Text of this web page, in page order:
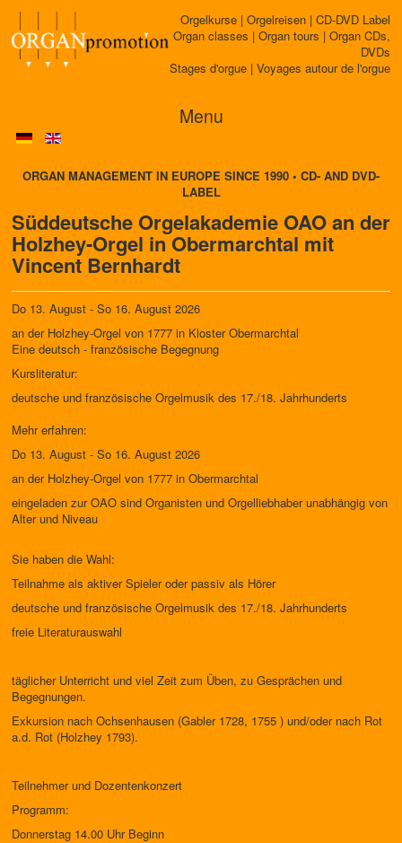
Orgelkurse | Orgelreisen | CD-DVD Label
Organ classes | Organ tours | Organ CDs,
DVDs
Stages d'orgue | Voyages autour de l'orgue
Menu
ORGAN MANAGEMENT IN EUROPE SINCE 1990 • CD- AND DVD-
LABEL
Süddeutsche Orgelakademie OAO an der
Holzhey-Orgel in Obermarchtal mit
Vincent Bernhardt
Do 13. August - So 16. August 2026
an der Holzhey-Orgel von 1777 in Kloster Obermarchtal
Eine deutsch - französische Begegnung
Kursliteratur:
deutsche und französische Orgelmusik des 17./18. Jahrhunderts
Mehr erfahren:
Do 13. August - So 16. August 2026
an der Holzhey-Orgel von 1777 in Obermarchtal
eingeladen zur OAO sind Organisten und Orgelliebhaber unabhängig von
Alter und Niveau
Sie haben die Wahl:
Teilnahme als aktiver Spieler oder passiv als Hörer
deutsche und französische Orgelmusik des 17./18. Jahrhunderts
freie Literaturauswahl
täglicher Unterricht und viel Zeit zum Üben, zu Gesprächen und
Begegnungen.
Exkursion nach Ochsenhausen (Gabler 1728, 1755 ) und/oder nach Rot
a.d. Rot (Holzhey 1793).
Teilnehmer und Dozentenkonzert
Programm:
Donnerstag 14.00 Uhr Beginn